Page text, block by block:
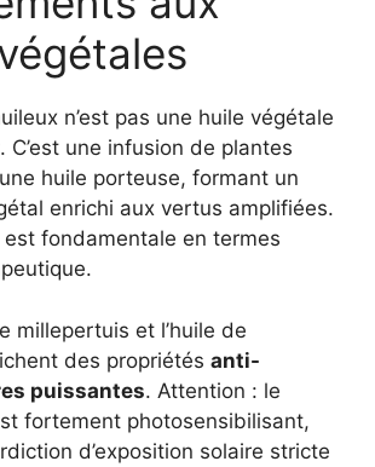
n’est pas une huile végétale
C’est une infusion de plantes
huile porteuse, formant un
enrichi aux vertus amplifiées.
fondamentale en termes
millepertuis et l’huile de
des propriétés anti-
puissantes. Attention : le
fortement photosensibilisant,
d’exposition solaire stricte